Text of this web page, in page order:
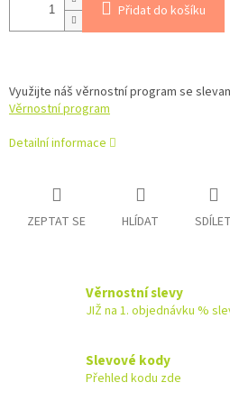
Přidat do košíku
Využijte náš věrnostní program se
Věrnostní program
Detailní informace
ZEPTAT SE HLÍDAT SDÍLET
Věrnostní slevy
JIŽ na 1. objednávku %
Slevové kody
Přehled kodu zde